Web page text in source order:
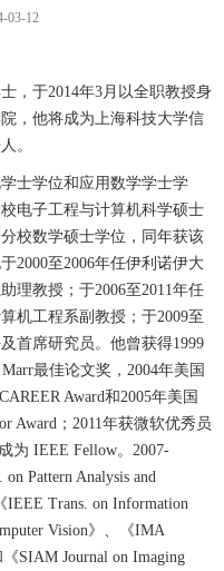
03-12
，于2014年3 月以全职教授身
，他将成为上海科技大学信
。
士学位和应用数学学士学
电子工程与计算机科学硕士
校数学硕士学位，同年获该
2000至2006年任伊利诺伊大
理教授；于2006至2011年任
机工程系副教授；于2009至
首席研究员。他曾获得1999
最佳论文奖， 2004年美国
CAREER Award和2005年美国
Award ； 2011年获微软优秀员
为 IEEE Fellow。 2007-
Pattern Analysis and
IEEE Trans. on Information
Vision》、《IMA
《SIAM Journal on Imaging